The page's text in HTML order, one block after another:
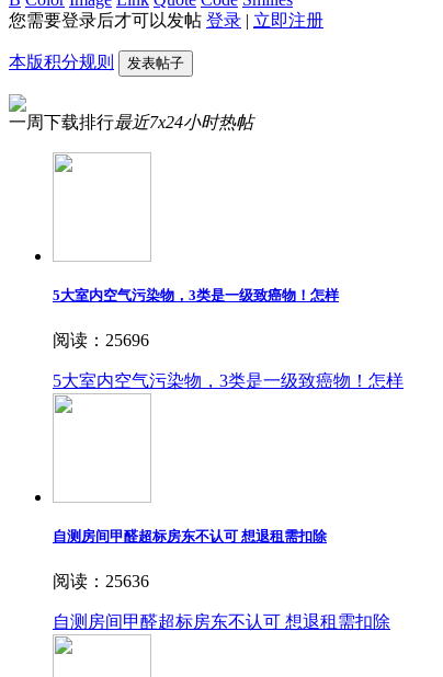
您需要登录后才可以发帖 登录 | 立即注册
本版积分规则 发表帖子
一周下载排行最近7x24小时热帖
5大室内空气污染物，3类是一级致癌物！怎样
阅读：25696
5大室内空气污染物，3类是一级致癌物！怎样
自测房间甲醛超标房东不认可 想退租需扣除
阅读：25636
自测房间甲醛超标房东不认可 想退租需扣除